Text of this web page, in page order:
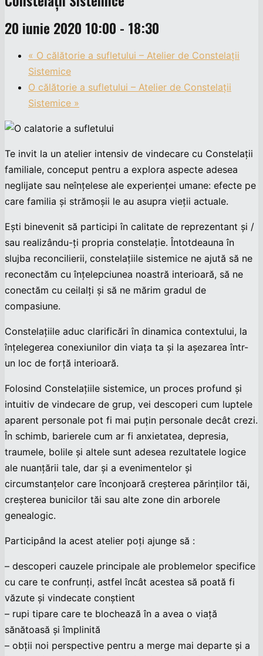
20 iunie 2020 10:00 - 18:30
« O călătorie a sufletului – Atelier de Constelații
Sistemice
O călătorie a sufletului – Atelier de Constelații
Sistemice »
Te invit la un atelier intensiv de vindecare cu Constelații
familiale, conceput pentru a explora aspecte adesea
neglijate sau neînțelese ale experienței umane: efecte pe
care familia și strămoșii le au asupra vieții actuale.
Ești binevenit să participi în calitate de reprezentant și /
sau realizându-ți propria constelație. Întotdeauna în
slujba reconcilierii, constelațiile sistemice ne ajută să ne
reconectăm cu înțelepciunea noastră interioară, să ne
conectăm cu ceilalți și să ne mărim gradul de
compasiune.
Constelațiile aduc clarificări în dinamica contextului, la
înțelegerea conexiunilor din viața ta și la așezarea într-
un loc de forță interioară.
Folosind Constelațiile sistemice, un proces profund și
intuitiv de vindecare de grup, vei descoperi cum luptele
aparent personale pot fi mai puțin personale decât crezi.
În schimb, barierele cum ar fi anxietatea, depresia,
traumele, bolile și altele sunt adesea rezultatele logice
ale nuanțării tale, dar și a evenimentelor și
circumstanțelor care înconjoară creșterea părinților tăi,
creșterea bunicilor tăi sau alte zone din arborele
genealogic.
Participând la acest atelier poți ajunge să :
– descoperi cauzele principale ale problemelor specifice
cu care te confrunți, astfel încât acestea să poată fi
văzute și vindecate conștient
– rupi tipare care te blochează în a avea o viață
sănătoasă și împlinită
– obții noi perspective pentru a merge mai departe și a